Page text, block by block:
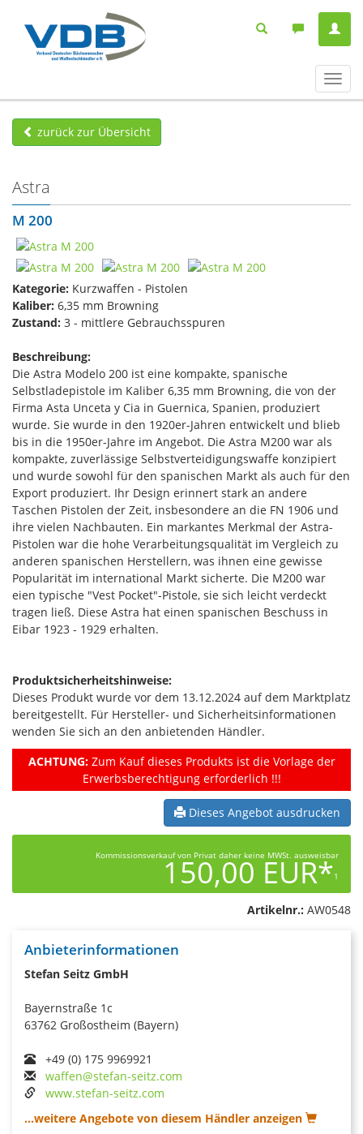
ein-/
zurück zur Übersicht
Astra
M 200
Kategorie: Kurzwaffen - Pistolen
Kaliber: 6,35 mm Browning
Zustand: 3 - mittlere Gebrauchsspuren
Beschreibung:
Die Astra Modelo 200 ist eine kompakte, spanische
Selbstladepistole im Kaliber 6,35 mm Browning, die von der
Firma Asta Unceta y Cia in Guernica, Spanien, produziert
wurde. Sie wurde in den 1920er-Jahren entwickelt und blieb
bis in die 1950er-Jahre im Angebot. Die Astra M200 war als
kompakte, zuverlässige Selbstverteidigungswaffe konzipiert
und wurde sowohl für den spanischen Markt als auch für den
Export produziert. Ihr Design erinnert stark an andere
Taschen Pistolen der Zeit, insbesondere an die FN 1906 und
ihre vielen Nachbauten. Ein markantes Merkmal der Astra-
Pistolen war die hohe Verarbeitungsqualität im Vergleich zu
anderen spanischen Herstellern, was ihnen eine gewisse
Popularität im international Markt sicherte. Die M200 war
eien typische "Vest Pocket"-Pistole, sie sich leicht verdeckt
tragen ließ. Diese Astra hat einen spanischen Beschuss in
Eibar 1923 - 1929 erhalten.
Produktsicherheitshinweise:
Dieses Produkt wurde vor dem 13.12.2024 auf dem Marktplatz
bereitgestellt. Für Hersteller- und Sicherheitsinformationen
wenden Sie sich an den anbietenden Händler.
ACHTUNG:Zum Kauf dieses Produkts ist die Vorlage der
Erwerbsberechtigung erforderlich !!!
Dieses Angebot ausdrucken
Kommissionsverkauf von Privat daher keine MWSt. ausweisbar
150,00 EUR*1
Artikelnr.: AW0548
Anbieterinformationen
Stefan Seitz GmbH
Bayernstraße 1c
63762 Großostheim (Bayern)
+49 (0) 175 9969921
waffen@stefan-seitz.com
www.stefan-seitz.com
...weitere Angebote von diesem Händler anzeigen